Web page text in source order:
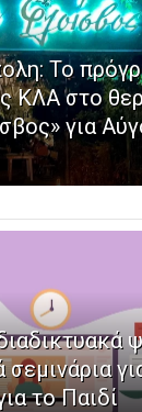
Το
ΚΛΑ στο
για
το Παιδί